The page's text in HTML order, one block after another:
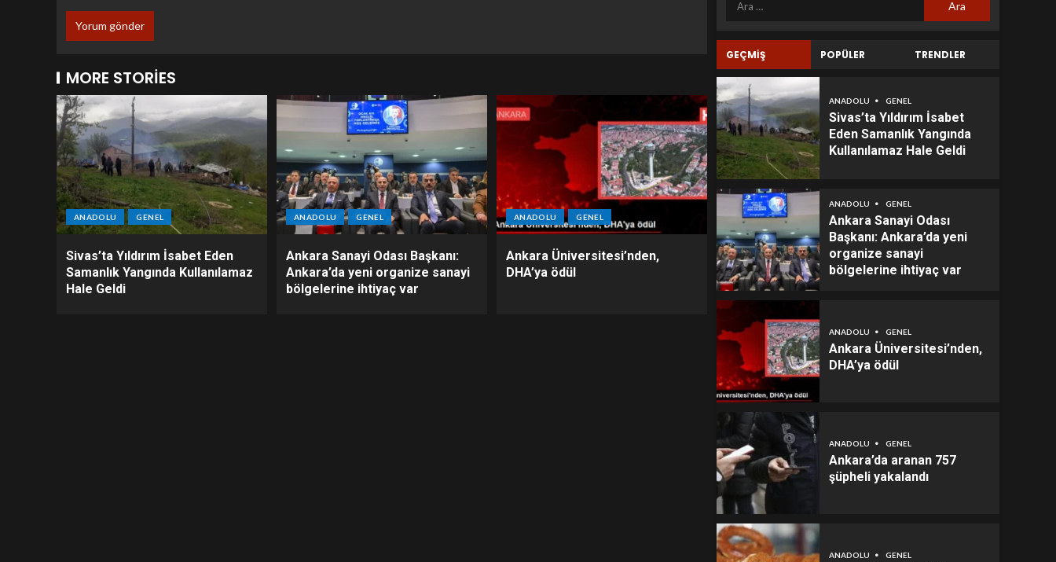
MORE STORIES
ANADOLU GENEL
Sivas’ta Yıldırım İsabet Eden
Samanlık Yangında Kullanılamaz
Hale Geldi
ANADOLU GENEL
Ankara Sanayi Odası Başkanı:
Ankara’da yeni organize sanayi
bölgelerine ihtiyaç var
ANADOLU GENEL
Ankara Üniversitesi’nden,
DHA’ya ödül
GEÇMİŞ POPÜLER TRENDLER
ANADOLU GENEL
Sivas’ta Yıldırım İsabet
Eden Samanlık Yangında
Kullanılamaz Hale Geldi
ANADOLU GENEL
Ankara Sanayi Odası
Başkanı: Ankara’da yeni
organize sanayi
bölgelerine ihtiyaç var
ANADOLU GENEL
Ankara Üniversitesi’nden,
DHA’ya ödül
ANADOLU GENEL
Ankara’da aranan 757
şüpheli yakalandı
ANADOLU GENEL